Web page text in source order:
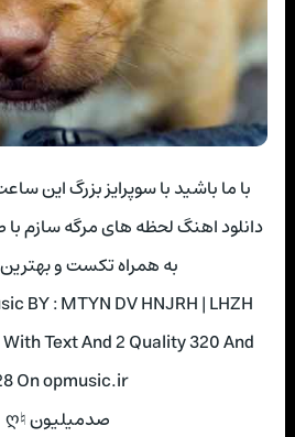
با ما باشید با سوپرایز بزرگ این
دانلود اهنگ لحظه های مرگه سازم
به همراه تکست و
BY : MTYN DV HNJRH | LHZH
Text And 2 Quality 320 And
On opmusic.ir
صدمیلیون ♮ღ